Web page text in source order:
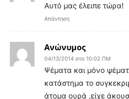
Αυτό μας έλειπε τώρα!
Απάντηση
Ανώνυμος
04/13/2014 στο 10:02 ΠΜ
Ψέματα και μόνο
κατάστημα το
άτομα ουρά ,είχε